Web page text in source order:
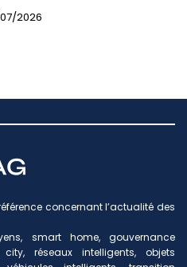
2026
concernant l’actualité des
smart home, gouvernance
réseaux intelligents, objets